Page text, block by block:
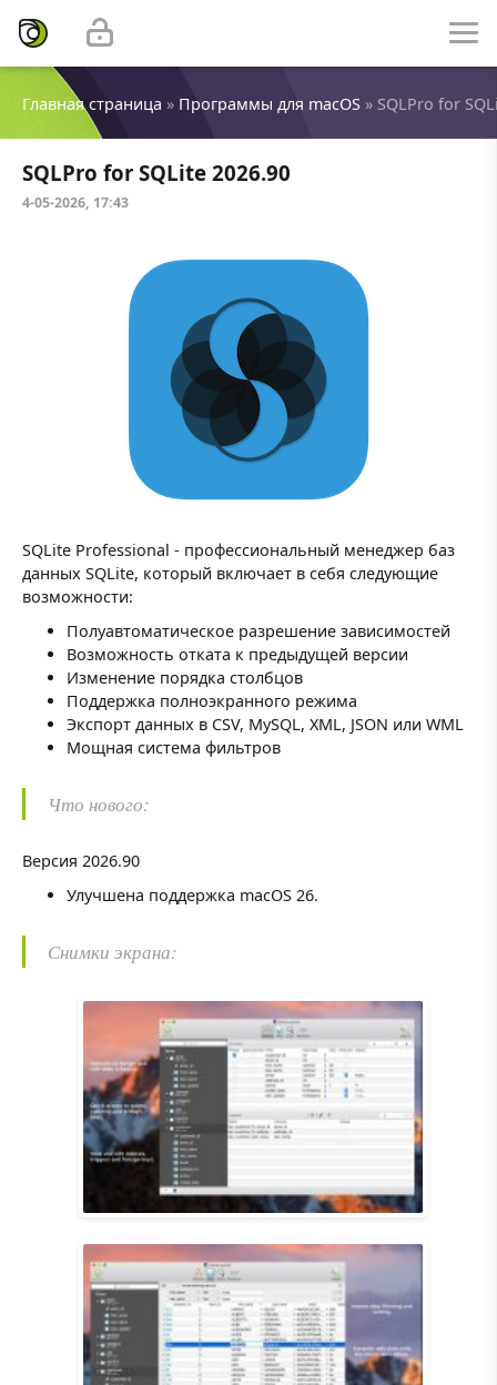
Главная страница » Программы для macOS » SQLPro for
SQLPro for SQLite 2026.90
4-05-2026, 17:43
SQLite Professional - профессиональный менеджер баз
данных SQLite, который включает в себя следующие
возможности:
Полуавтоматическое разрешение зависимостей
Возможность отката к предыдущей версии
Изменение порядка столбцов
Поддержка полноэкранного режима
Экспорт данных в CSV, MySQL, XML, JSON или WML
Мощная система фильтров
Что нового:
Версия 2026.90
Улучшена поддержка macOS 26.
Снимки экрана: